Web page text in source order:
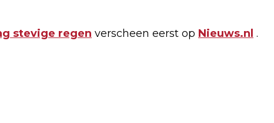
stevige regen verscheen eerst op Nieuws.nl .